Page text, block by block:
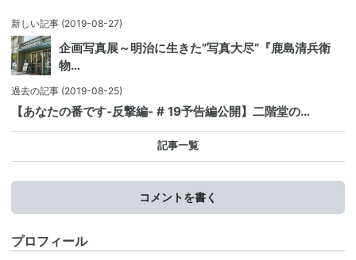
新しい記事 (2019-08-27)
企画写真展～明治に生きた”写真大尽”『鹿島清兵衛
物…
過去の記事 (2019-08-25)
【あなたの番です-反撃編- # 19予告編公開】二階堂の…
記事一覧
コメントを書く
プロフィール